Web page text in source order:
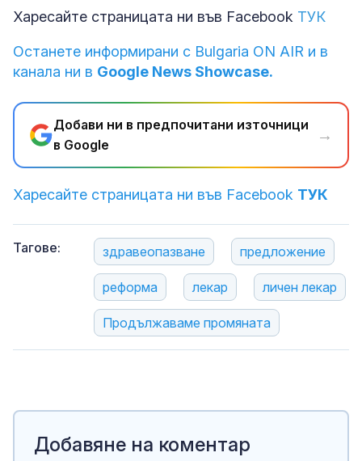
Харесайте страницата ни във Facebook ТУК
Останете информирани с Bulgaria ON AIR и в
канала ни в Google News Showcase.
Добави ни в предпочитани източници
в Google
→
Харесайте страницата ни във Facebook ТУК
Тагове: здравеопазване предложение
реформа лекар личен лекар
Продължаваме промяната
Добавяне на коментар